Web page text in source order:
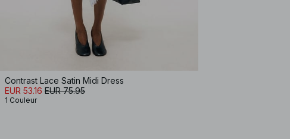
Contrast Lace Satin Midi Dress
EUR 53.16 EUR 75.95
1 Couleur